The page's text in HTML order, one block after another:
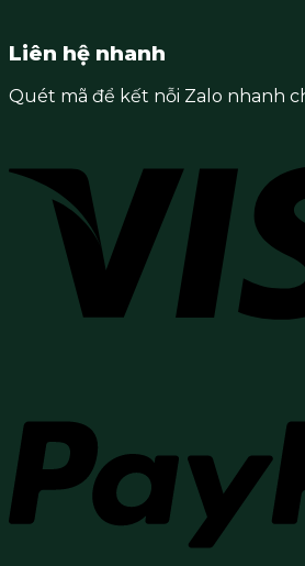
Liên hệ nhanh
Quét mã để kết nỗi Zalo nhanh